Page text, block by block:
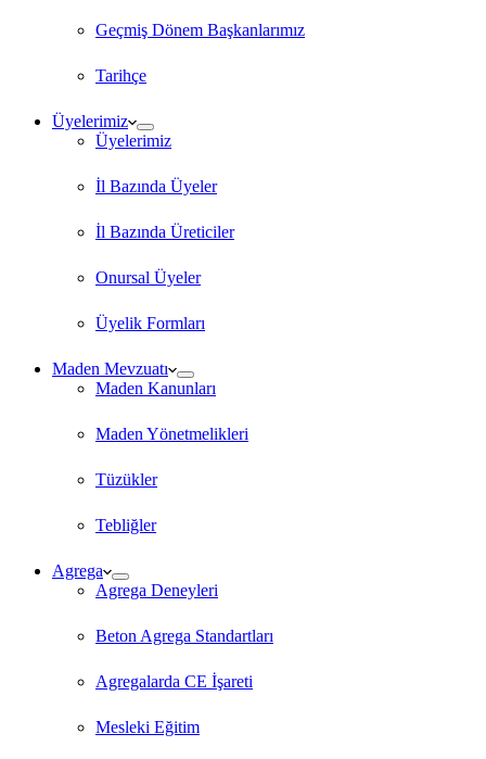
Geçmiş Dönem Başkanlarımız
Tarihçe
Üyelerimiz
Üyelerimiz
İl Bazında Üyeler
İl Bazında Üreticiler
Onursal Üyeler
Üyelik Formları
Maden Mevzuatı
Maden Kanunları
Maden Yönetmelikleri
Tüzükler
Tebliğler
Agrega
Agrega Deneyleri
Beton Agrega Standartları
Agregalarda CE İşareti
Mesleki Eğitim